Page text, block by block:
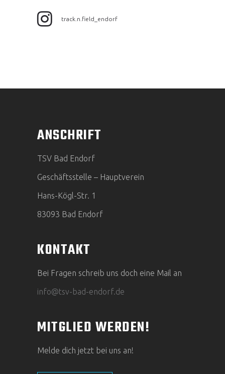
track.n.field_endorf
ANSCHRIFT
TSV Bad Endorf
Geschäftsstelle – Hauptverein
Hans-Kögl-Str. 1
83093 Bad Endorf
KONTAKT
Bei Fragen schreib uns doch eine Mail an
info@tsv-bad-endorf.de
MITGLIED WERDEN!
Melde dich jetzt bei uns an!